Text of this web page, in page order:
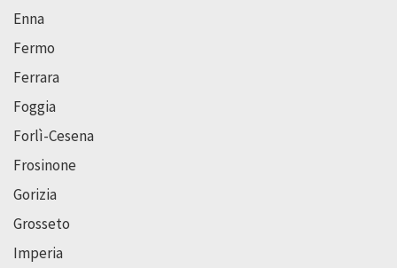
Enna
Fermo
Ferrara
Foggia
Forlì-Cesena
Frosinone
Gorizia
Grosseto
Imperia